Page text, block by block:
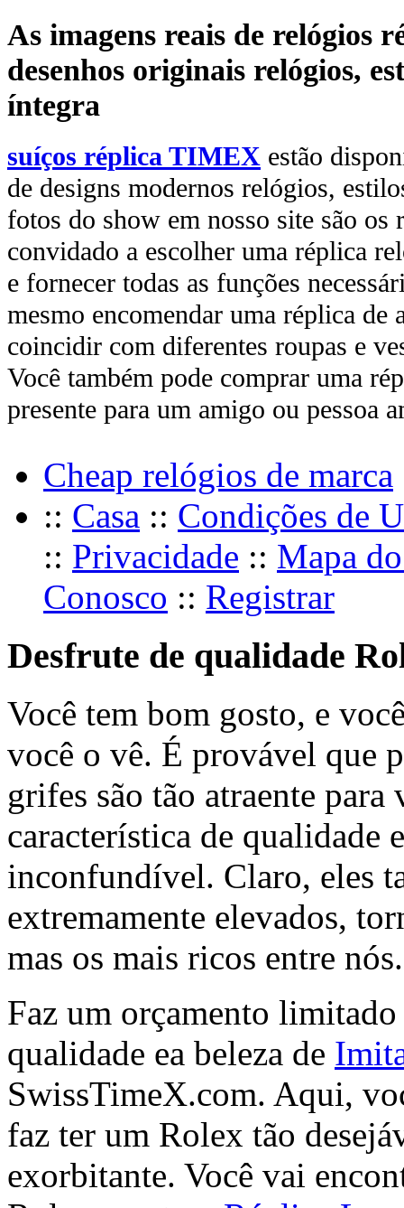
As imagens reais de relógios
desenhos originais relógios,
íntegra
suíços réplica TIMEX estão
de designs modernos relógios,
fotos do show em nosso site são os
convidado a escolher uma réplica
e fornecer todas as funções
mesmo encomendar uma réplica de
coincidir com diferentes roupas e
Você também pode comprar uma
presente para um amigo ou pessoa
Cheap relógios de marca
:: Casa :: Condições de
:: Privacidade :: Mapa
Conosco :: Registrar
Desfrute de qualidade
Você tem bom gosto, e
você o vê. É provável que
grifes são tão atraente para
característica de qualidade
inconfundível. Claro, eles
extremamente elevados,
mas os mais ricos entre nós.
Faz um orçamento
qualidade ea beleza de
SwissTimeX.com. Aqui,
faz ter um Rolex tão
exorbitante. Você vai